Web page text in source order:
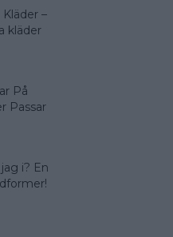
–
kläder
På
Passar
i? En